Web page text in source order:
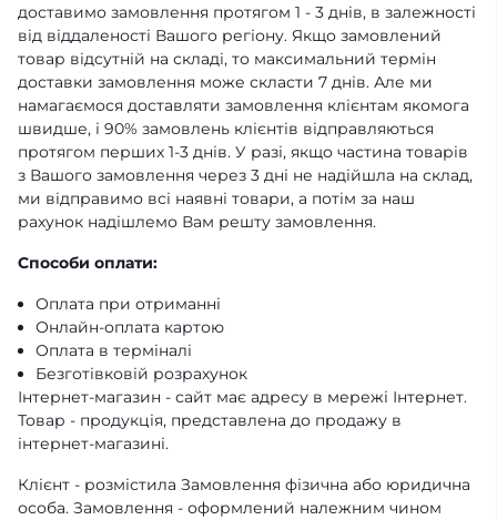
доставимо замовлення протягом 1 - 3 днів, в залежності
від віддаленості Вашого регіону. Якщо замовлений
товар відсутній на складі, то максимальний термін
доставки замовлення може скласти 7 днів. Але ми
намагаємося доставляти замовлення клієнтам якомога
швидше, і 90% замовлень клієнтів відправляються
протягом перших 1-3 днів. У разі, якщо частина товарів
з Вашого замовлення через 3 дні не надійшла на склад,
ми відправимо всі наявні товари, а потім за наш
рахунок надішлемо Вам решту замовлення.
Способи оплати:
Оплата при отриманні
Онлайн-оплата картою
Оплата в терміналі
Безготівковій розрахунок
Інтернет-магазин - сайт має адресу в мережі Інтернет.
Товар - продукція, представлена ​​до продажу в
інтернет-магазині.
Клієнт - розмістила Замовлення фізична або юридична
особа. Замовлення - оформлений належним чином